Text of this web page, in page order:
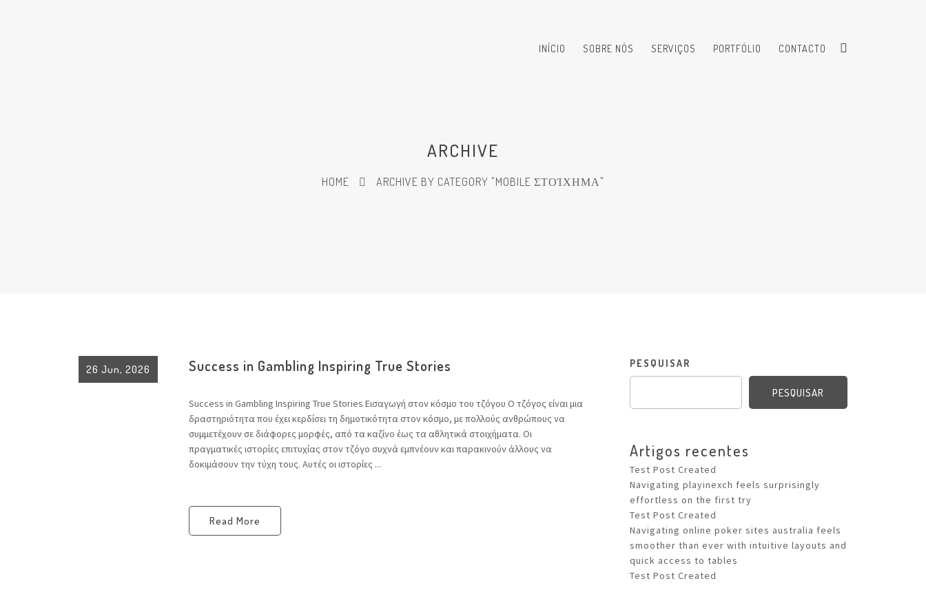
INÍCIO SOBRE NÓS SERVIÇOS PORTFÓLIO CONTACTO
ARCHIVE
HOME ARCHIVE BY CATEGORY "MOBILE ΣΤΟΊΧΗΜΑ"
26 Jun, 2026 Success in Gambling Inspiring True Stories
Success in Gambling Inspiring True Stories Εισαγωγή στον κόσμο του τζόγου Ο τζόγος είναι μια
δραστηριότητα που έχει κερδίσει τη δημοτικότητα στον κόσμο, με πολλούς ανθρώπους να
συμμετέχουν σε διάφορες μορφές, από τα καζίνο έως τα αθλητικά στοιχήματα. Οι
πραγματικές ιστορίες επιτυχίας στον τζόγο συχνά εμπνέουν και παρακινούν άλλους να
δοκιμάσουν την τύχη τους. Αυτές οι ιστορίες ...
Read More
PESQUISAR
PESQUISAR
Artigos recentes
Test Post Created
Navigating playinexch feels surprisingly
effortless on the first try
Test Post Created
Navigating online poker sites australia feels
smoother than ever with intuitive layouts and
quick access to tables
Test Post Created